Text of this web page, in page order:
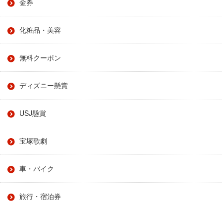
金券
化粧品・美容
無料クーポン
ディズニー懸賞
USJ懸賞
宝塚歌劇
車・バイク
旅行・宿泊券